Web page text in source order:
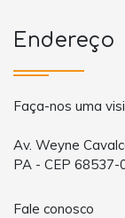
Endereço
Faça-nos uma
Av. Weyne
PA - CEP 68537-
Fale conosco